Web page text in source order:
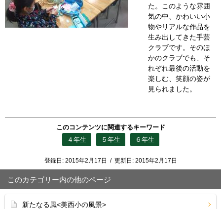
た。このような雰囲
気の中、かわいい小
物やリアルな作品を
生み出してきた手芸
クラブです。そのほ
かのクラブでも、そ
れぞれ最後の活動を
楽しむ、笑顔の姿が
見られました。
このコンテンツに関連するキーワード
４年生
５年生 ６年生
登録日: 2015年2月17日 / 更新日: 2015年2月17日
このカテゴリー内の他のページ
新たなる風<美西小の風景>